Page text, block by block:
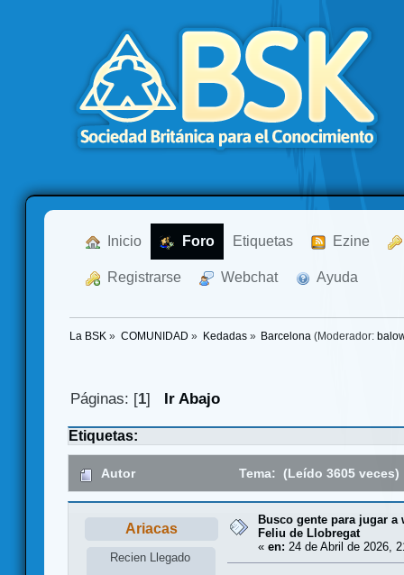
Inicio Foro Etiquetas Ezine
Registrarse Webchat Ayuda
La BSK » COMUNIDAD » Kedadas» Barcelona (Moderador:
Páginas: [1] Ir Abajo
Etiquetas:
Autor Tema: (Leído 3605 veces)
Ariacas
Recien Llegado
Busco gente para jugar a
Feliu de Llobregat
« en: 24 de Abril de 2026,